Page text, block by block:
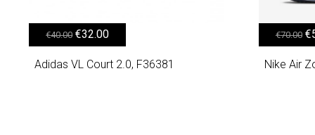
€40.00 Original price was: €40.00.
€32.00Η τρέχουσα τιμή είναι: €32.00.
Adidas VL Court 2.0, F36381
€70.00 €
Nike Air